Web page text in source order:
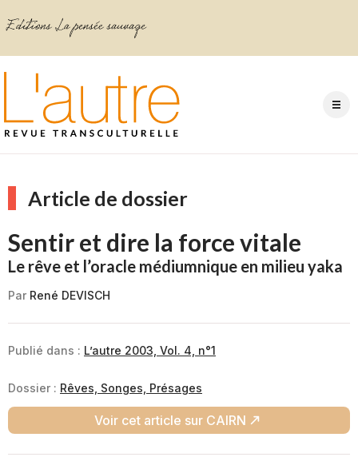
Article de dossier
Sentir et dire la force vitale
Le rêve et l’oracle médiumnique en milieu yaka
Par René DEVISCH
Publié dans : L’autre 2003, Vol. 4, n°1
Dossier : Rêves, Songes, Présages
Voir cet article sur CAIRN